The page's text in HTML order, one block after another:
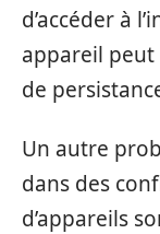
d’accéder à
appareil peut
de
Un autre
dans des
d’appareils